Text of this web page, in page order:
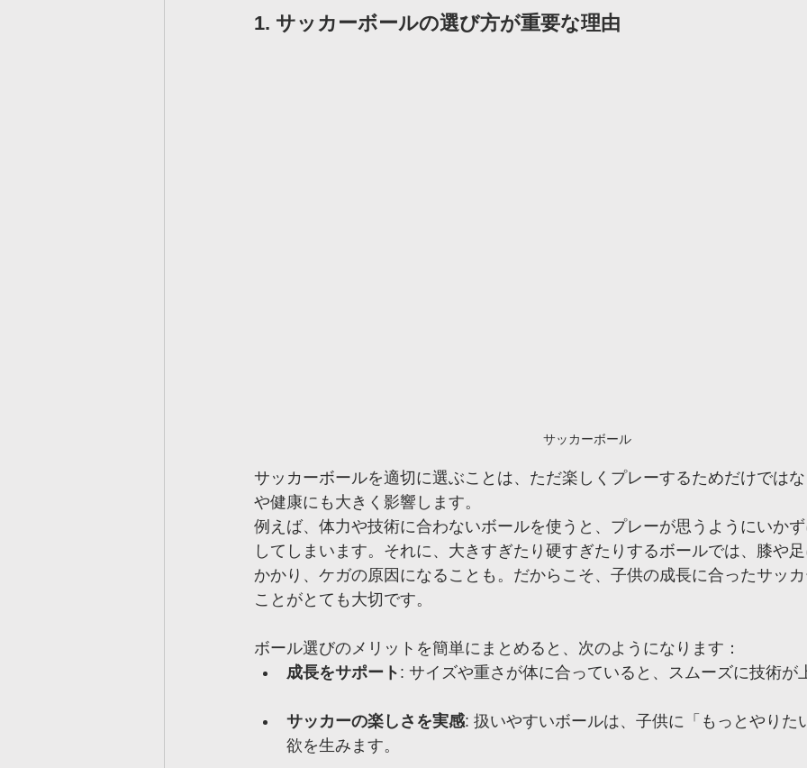
1. サッカーボールの選び方が重要な理由
サッカーボール
サッカーボールを適切に選ぶことは、ただ楽しくプレーするためだけでは
や健康にも大きく影響します。
例えば、体力や技術に合わないボールを使うと、プレーが思うようにいか
してしまいます。それに、大きすぎたり硬すぎたりするボールでは、膝や
かかり、ケガの原因になることも。だからこそ、子供の成長に合ったサッ
ことがとても大切です。
ボール選びのメリットを簡単にまとめると、次のようになります：
成長をサポート : サイズや重さが体に合っていると、スムーズに技術が
サッカーの楽しさを実感: 扱いやすいボールは、子供に「もっとやりた
欲を生みます。